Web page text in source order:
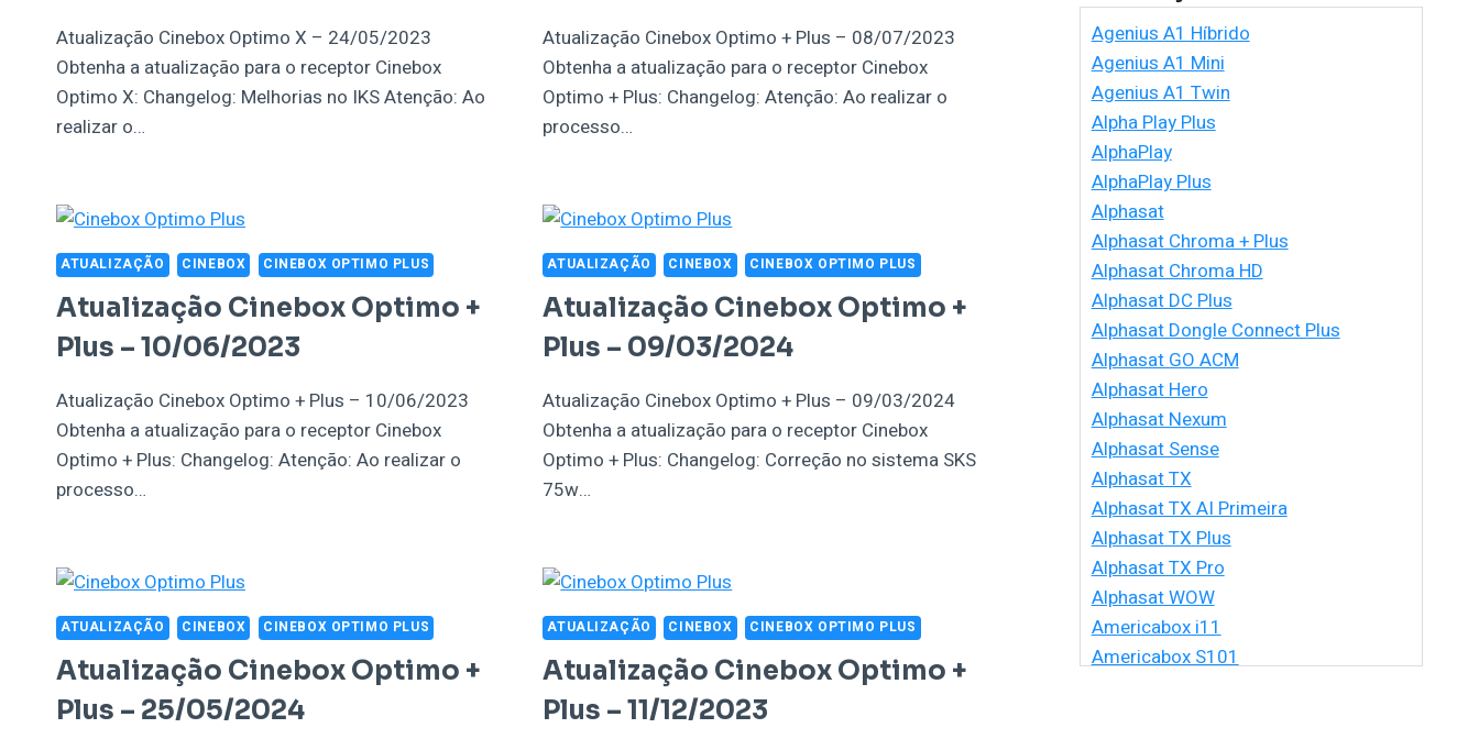
Atualização Cinebox Optimo X – 24/05/2023
Obtenha a atualização para o receptor Cinebox
Optimo X: Changelog: Melhorias no IKS Atenção: Ao
realizar o…
Atualização Cinebox Optimo + Plus – 08/07/2023
Obtenha a atualização para o receptor Cinebox
Optimo + Plus: Changelog: Atenção: Ao realizar o
processo…
ATUALIZAÇÃO CINEBOX CINEBOX OPTIMO PLUS
Atualização Cinebox Optimo +
Plus – 10/06/2023
Atualização Cinebox Optimo + Plus – 10/06/2023
Obtenha a atualização para o receptor Cinebox
Optimo + Plus: Changelog: Atenção: Ao realizar o
processo…
ATUALIZAÇÃO CINEBOX CINEBOX OPTIMO PLUS
Atualização Cinebox Optimo +
Plus – 09/03/2024
Atualização Cinebox Optimo + Plus – 09/03/2024
Obtenha a atualização para o receptor Cinebox
Optimo + Plus: Changelog: Correção no sistema SKS
75w…
ATUALIZAÇÃO CINEBOX CINEBOX OPTIMO PLUS
Atualização Cinebox Optimo +
Plus – 25/05/2024
ATUALIZAÇÃO CINEBOX CINEBOX OPTIMO PLUS
Atualização Cinebox Optimo +
Plus – 11/12/2023
Agenius A1 Híbrido
Agenius A1 Mini
Agenius A1 Twin
Alpha Play Plus
AlphaPlay
AlphaPlay Plus
Alphasat
Alphasat Chroma + Plus
Alphasat Chroma HD
Alphasat DC Plus
Alphasat Dongle Connect Plus
Alphasat GO ACM
Alphasat Hero
Alphasat Nexum
Alphasat Sense
Alphasat TX
Alphasat TX AI Primeira
Alphasat TX Plus
Alphasat TX Pro
Alphasat WOW
Americabox i11
Americabox S101